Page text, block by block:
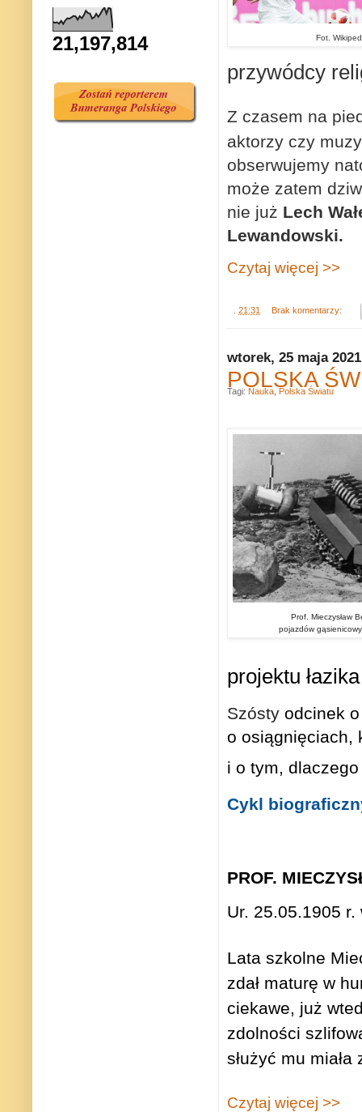
Fot.
przywódcy
Z czasem na
aktorzy czy
obserwujemy
może zatem
nie już Lech
Lewandowski.
Czytaj więcej >>
21:31 Brak komentarzy:
wtorek, 25 maja 2021
POLSKA
Prof. Mieczysław
pojazdów
projektu
Szósty odcinek
o osiągnięciach,
i o tym,
Cykl
PROF.
Ur. 25.05.1905
Lata szkolne
zdał maturę w
ciekawe, już
zdolności
służyć mu miała
Czytaj więcej >>
Tagi: Nauka Polska Światu
21,197,814